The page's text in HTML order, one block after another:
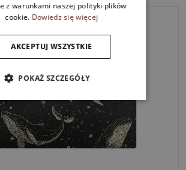
z warunkami naszej polityki plików
cookie. Dowiedz się więcej
AKCEPTUJ WSZYSTKIE
POKAŻ SZCZEGÓŁY